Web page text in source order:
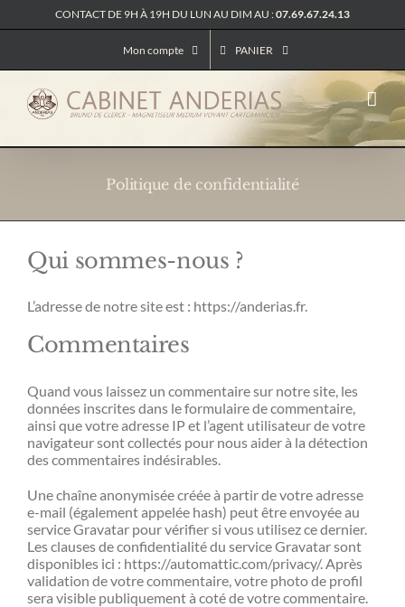
au
CONTACT DE 9H À 19H DU LUN AU DIM AU :07.69.67.24.13
Mon compte PANIER
Politique de confidentialité
Qui sommes-nous ?
L’adresse de notre site est : https://anderias.fr.
Commentaires
Quand vous laissez un commentaire sur notre site, les
données inscrites dans le formulaire de commentaire,
ainsi que votre adresse IP et l’agent utilisateur de votre
navigateur sont collectés pour nous aider à la détection
des commentaires indésirables.
Une chaîne anonymisée créée à partir de votre adresse
e-mail (également appelée hash) peut être envoyée au
service Gravatar pour vérifier si vous utilisez ce dernier.
Les clauses de confidentialité du service Gravatar sont
disponibles ici : https://automattic.com/privacy/. Après
validation de votre commentaire, votre photo de profil
sera visible publiquement à coté de votre commentaire.